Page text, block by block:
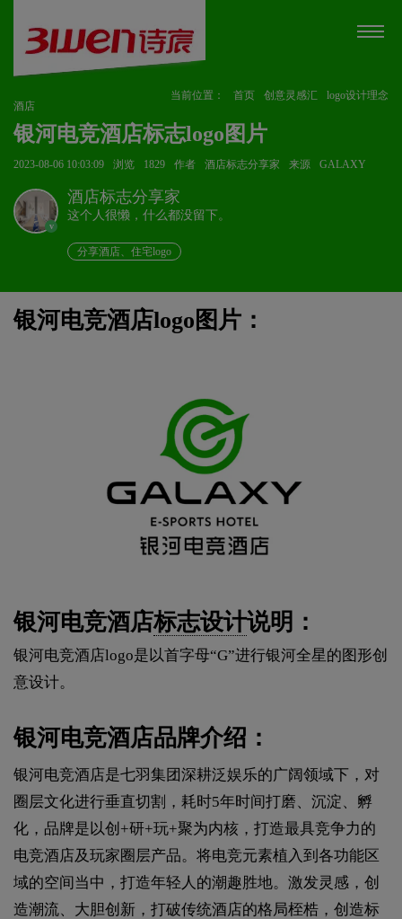
当前位置： 首页 创意灵感汇
logo设计理念
酒店
银河电竞酒店标志logo图片
2023-08-06 10:03:09 浏览 1829 作者 酒店标志分享家 来源 GALAXY
v
酒店标志分享家
这个人很懒，什么都没留下。
分享酒店、住宅logo
银河电竞酒店logo图片：
银河电竞酒店标志设计说明：
银河电竞酒店logo是以首字母“G”进行银河全星的图形创
意设计。
银河电竞酒店品牌介绍：
银河电竞酒店是七羽集团深耕泛娱乐的广阔领域下，对
圈层文化进行垂直切割，耗时5年时间打磨、沉淀、孵
化，品牌是以创+研+玩+聚为内核，打造最具竞争力的
电竞酒店及玩家圈层产品。将电竞元素植入到各功能区
域的空间当中，打造年轻人的潮趣胜地。激发灵感，创
造潮流、大胆创新，打破传统酒店的格局桎梏，创造标